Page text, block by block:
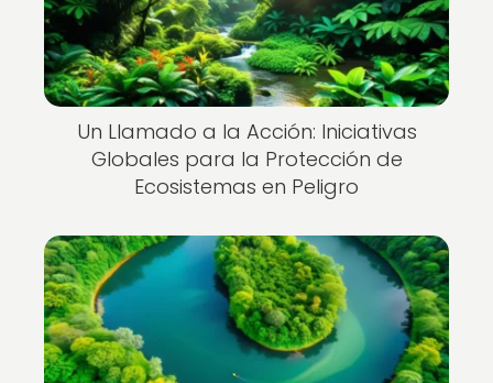
Un Llamado a la Acción: Iniciativas
Globales para la Protección de
Ecosistemas en Peligro